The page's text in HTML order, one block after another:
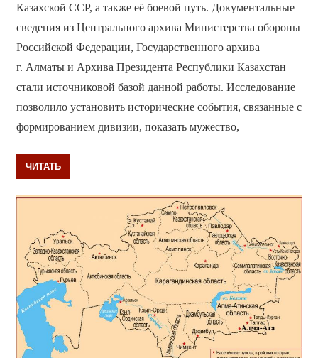
Казахской ССР, а также её боевой путь. Документальные
сведения из Центрального архива Министерства обороны
Российской Федерации, Государственного архива
г. Алматы и Архива Президента Республики Казахстан
стали источниковой базой данной работы. Исследование
позволило установить исторические события, связанные с
формированием дивизии, показать мужество,
ЧИТАТЬ